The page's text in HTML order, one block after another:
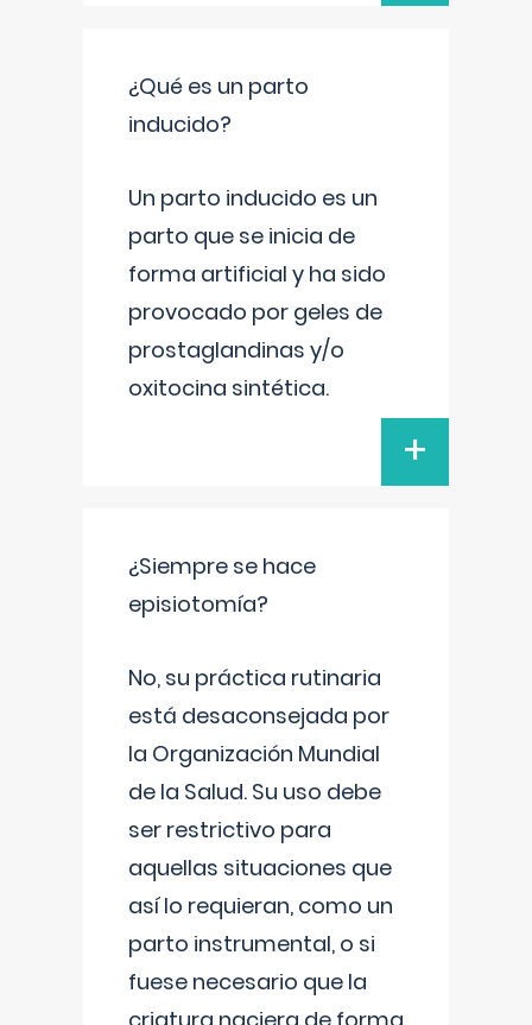
¿Qué es un parto
inducido?
Un parto inducido es un
parto que se inicia de
forma artificial y ha sido
provocado por geles de
prostaglandinas y/o
oxitocina sintética.
+
¿Siempre se hace
episiotomía?
No, su práctica rutinaria
está desaconsejada por
la Organización Mundial
de la Salud. Su uso debe
ser restrictivo para
aquellas situaciones que
así lo requieran, como un
parto instrumental, o si
fuese necesario que la